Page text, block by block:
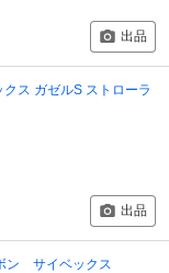
出品
ス ガゼルS ストローラ
出品
ン サイベックス